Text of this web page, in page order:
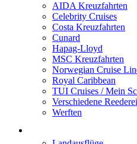
AIDA Kreuzfahrten
Celebrity Cruises
Costa Kreuzfahrten
Cunard
Hapag-Lloyd
MSC Kreuzfahrten
Norwegian Cruise
Royal Caribbean
TUI Cruises / Mein
Verschiedene
Werften